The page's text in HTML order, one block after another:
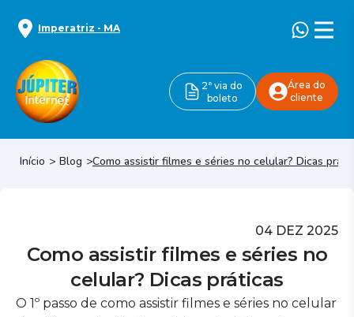
Imperatriz - MA
2ª via do
boleto
Área do
cliente
Início Blog Como assistir filmes e séries no celular? Dicas
04 DEZ 2025
Como assistir filmes e séries no
celular? Dicas práticas
O 1º passo de como assistir filmes e séries no celular